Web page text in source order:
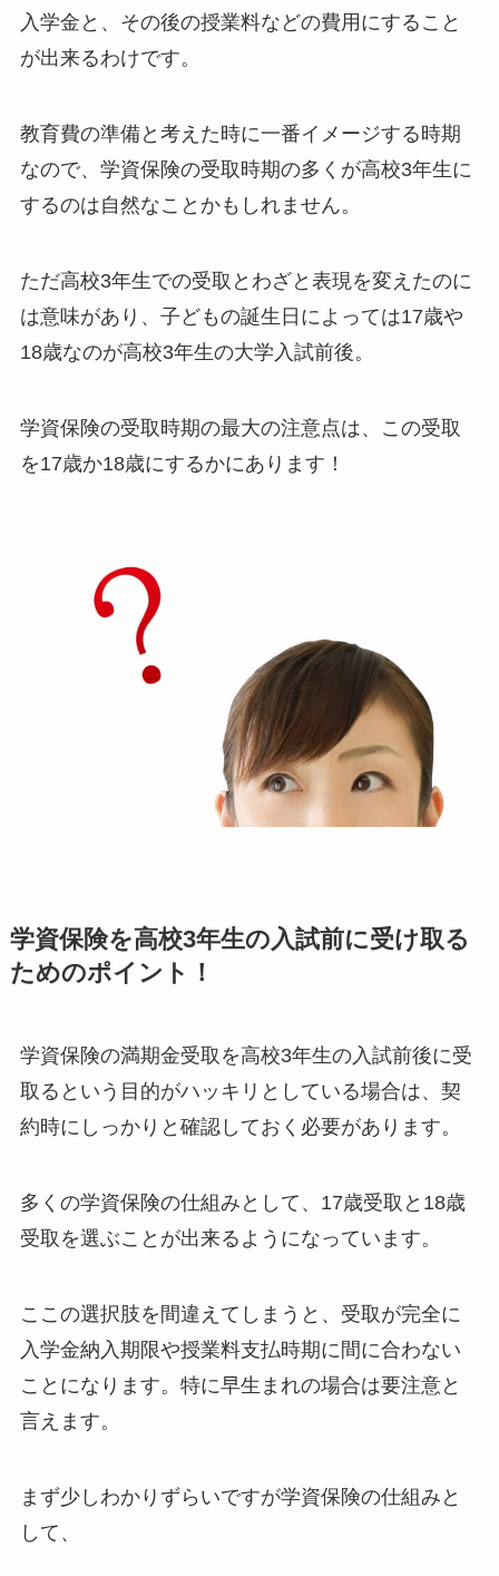
入学金と、その後の授業料などの費用にすること
が出来るわけです。
教育費の準備と考えた時に一番イメージする時期
なので、学資保険の受取時期の多くが高校3年生に
するのは自然なことかもしれません。
ただ高校3年生での受取とわざと表現を変えたのに
は意味があり、子どもの誕生日によっては17歳や
18歳なのが高校3年生の大学入試前後。
学資保険の受取時期の最大の注意点は、この受取
を17歳か18歳にするかにあります！
学資保険を高校3年生の入試前に受け取る
ためのポイント！
学資保険の満期金受取を高校3年生の入試前後に受
取るという目的がハッキリとしている場合は、契
約時にしっかりと確認しておく必要があります。
多くの学資保険の仕組みとして、17歳受取と18歳
受取を選ぶことが出来るようになっています。
ここの選択肢を間違えてしまうと、受取が完全に
入学金納入期限や授業料支払時期に間に合わない
ことになります。特に早生まれの場合は要注意と
言えます。
まず少しわかりずらいですが学資保険の仕組みと
して、